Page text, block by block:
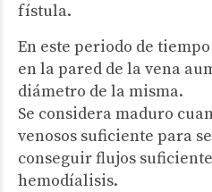
fístula.
En este periodo de
en la pared de la vena
diámetro de la misma.
Se considera maduro
venosos suficiente para
conseguir flujos
hemodíalisis.